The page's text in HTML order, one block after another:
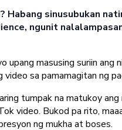
Habang sinusubukan
ngunit
masusing suriin
sa pamamagitan ng
tumpak na matukoy
video. Bukod pa rito,
ng mukha at boses.